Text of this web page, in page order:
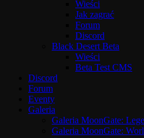
Wieści
Jak zagrać
Forum
Discord
Black Desert Beta
Wieści
Beta Test CMS
Discord
Forum
Eventy
Galeria
Galeria MoonGate:
Galeria MoonGate: